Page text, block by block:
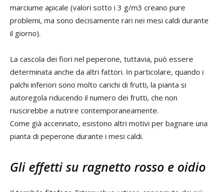
marciume apicale (valori sotto i 3 g/m3 creano pure
problemi, ma sono decisamente rari nei mesi caldi durante
il giorno).
La cascola dei fiori nel peperone, tuttavia, può essere
determinata anche da altri fattori. In particolare, quando i
palchi inferiori sono molto carichi di frutti, la pianta si
autoregola riducendo il numero dei frutti, che non
riuscirebbe a nutrire contemporaneamente.
Come già accennato, esistono altri motivi per bagnare una
pianta di peperone durante i mesi caldi.
Gli effetti su ragnetto rosso e oidio